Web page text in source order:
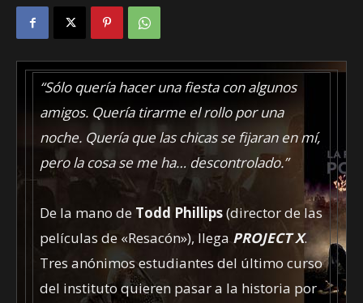
“Sólo quería hacer una fiesta con algunos
amigos. Quería tirarme el rollo por una
noche. Quería que las chicas se fijaran en mí,
pero la cosa se me ha… descontrolado.”
De la mano de Todd Phillips(director de las
películas de «Resacón»), llegaPROJECT X.
Tres anónimos estudiantes del último curso
del instituto quieren pasar a la historia por